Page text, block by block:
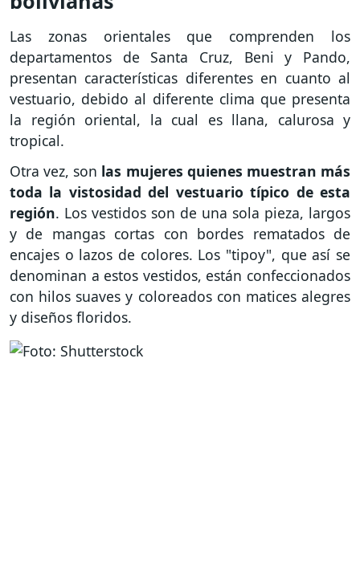
Las zonas orientales que comprenden los
departamentos de Santa Cruz, Beni y Pando,
presentan características diferentes en cuanto al
vestuario, debido al diferente clima que presenta
la región oriental, la cual es llana, calurosa y
tropical.
Otra vez, son las mujeres quienes muestran más
toda la vistosidad del vestuario típico de esta
región. Los vestidos son de una sola pieza, largos
y de mangas cortas con bordes rematados de
encajes o lazos de colores. Los "tipoy", que así se
denominan a estos vestidos, están confeccionados
con hilos suaves y coloreados con matices alegres
y diseños floridos.